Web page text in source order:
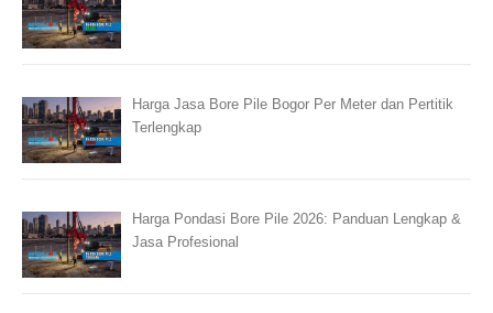
Harga Jasa Bore Pile Bogor Per Meter dan Pertitik
Terlengkap
Harga Pondasi Bore Pile 2026: Panduan Lengkap &
Jasa Profesional